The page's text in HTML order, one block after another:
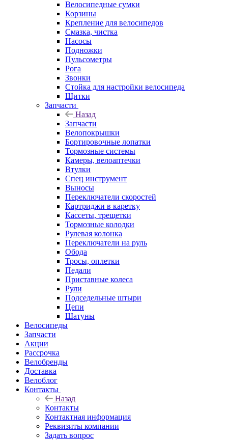
Велосипедные сумки
Корзины
Крепление для велосипедов
Смазка, чистка
Насосы
Подножки
Пульсометры
Рога
Звонки
Стойка для настройки велосипеда
Щитки
Запчасти
Назад
Запчасти
Велопокрышки
Бортировочные лопатки
Тормозные системы
Камеры, велоаптечки
Втулки
Спец инструмент
Выносы
Переключатели скоростей
Картриджи в каретку
Кассеты, трещетки
Тормозные колодки
Рулевая колонка
Переключатели на руль
Обода
Тросы, оплетки
Педали
Приставные колеса
Рули
Подседельные штыри
Цепи
Шатуны
Велосипеды
Запчасти
Акции
Рассрочка
Велобренды
Доставка
Велоблог
Контакты
Назад
Контакты
Контактная информация
Реквизиты компании
Задать вопрос